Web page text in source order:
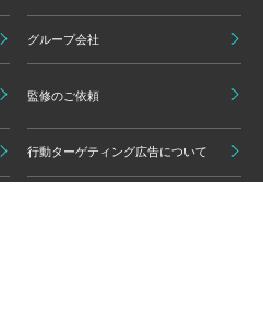
グループ会社
監修のご依頼
行動ターゲティング広告について